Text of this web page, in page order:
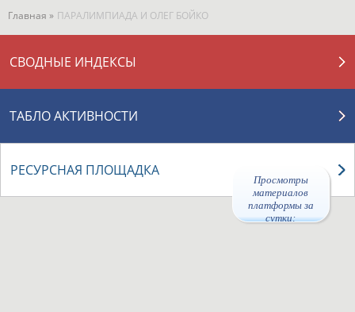
Просмотры
материалов
платформы за
сутки:
Главная » ПАРАЛИМПИАДА И ОЛЕГ БОЙКО
СВОДНЫЕ ИНДЕКСЫ
ТАБЛО АКТИВНОСТИ
РЕСУРСНАЯ ПЛОЩАДКА